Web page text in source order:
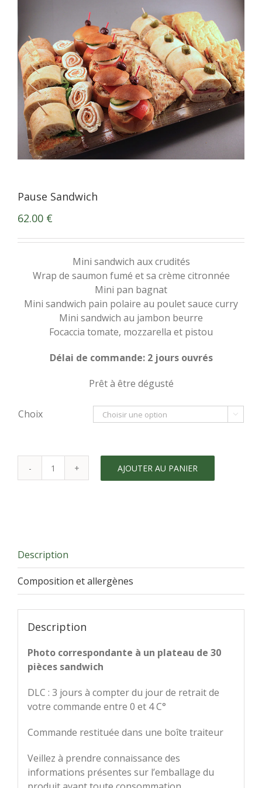
Pause Sandwich
62.00 €
Mini sandwich aux crudités
Wrap de saumon fumé et sa crème citronnée
Mini pan bagnat
Mini sandwich pain polaire au poulet sauce curry
Mini sandwich au jambon beurre
Focaccia tomate, mozzarella et pistou
Délai de commande: 2 jours ouvrés
Prêt à être dégusté
Choix 
quantité
AJOUTER AU PANIER
Description
Composition et allergènes
Description
Photo correspondante à un plateau de 30
pièces sandwich
DLC : 3 jours à compter du jour de retrait de
votre commande entre 0 et 4 C°
Commande restituée dans une boîte traiteur
Veillez à prendre connaissance des
informations présentes sur l’emballage du